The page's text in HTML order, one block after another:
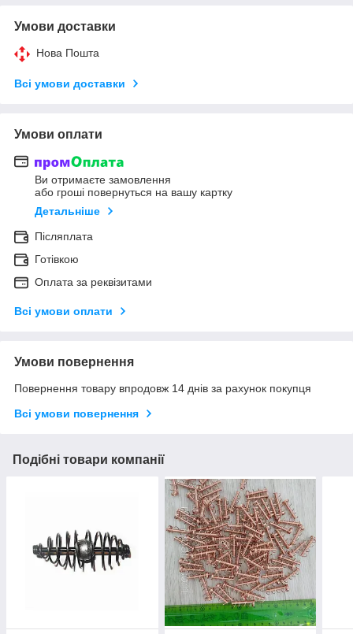
Умови доставки
Нова Пошта
Всі умови доставки
Умови оплати
Ви отримаєте замовлення
або гроші повернуться на вашу картку
Детальніше
Післяплата
Готівкою
Оплата за реквізитами
Всі умови оплати
Умови повернення
Повернення товару впродовж 14 днів за рахунок покупця
Всі умови повернення
Подібні товари компанії